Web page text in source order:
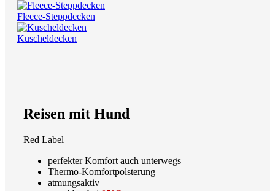
Fleece-Steppdecken
Kuscheldecken
Reisen mit Hund
Red Label
perfekter Komfort auch unterwegs
Thermo-Komfortpolsterung
atmungsaktiv